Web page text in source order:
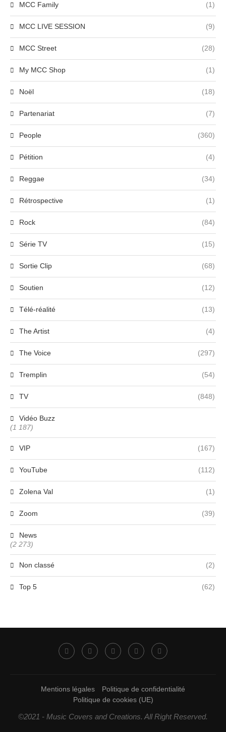
MCC Family (1)
MCC LIVE SESSION (9)
MCC Street (28)
My MCC Shop (1)
Noël (18)
Partenariat (7)
People (360)
Pétition (4)
Reggae (34)
Rétrospective (1)
Rock (84)
Série TV (15)
Sortie Clip (68)
Soutien (12)
Télé-réalité (13)
The Artist (4)
The Voice (297)
Tremplin (54)
TV (848)
Vidéo Buzz
(1 187)
VIP (167)
YouTube (112)
Zolena Val (1)
Zoom (39)
News
(2 273)
Non classé (2)
Top 5 (62)
Mentions légales
Politique de confidentialité
Politique de cookies (UE)
©2021 - Music Covers and Creations. All Right Reserved.